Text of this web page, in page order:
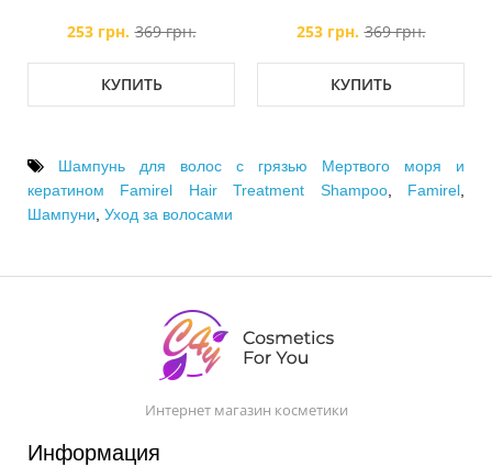
253 грн. 369 грн.
КУПИТЬ
253 грн. 369 грн.
КУПИТЬ
Шампунь для волос с грязью Мертвого моря и
кератином Famirel Hair Treatment Shampoo, Famirel
Шампуни Уход за волосами
Интернет магазин косметики
Информация